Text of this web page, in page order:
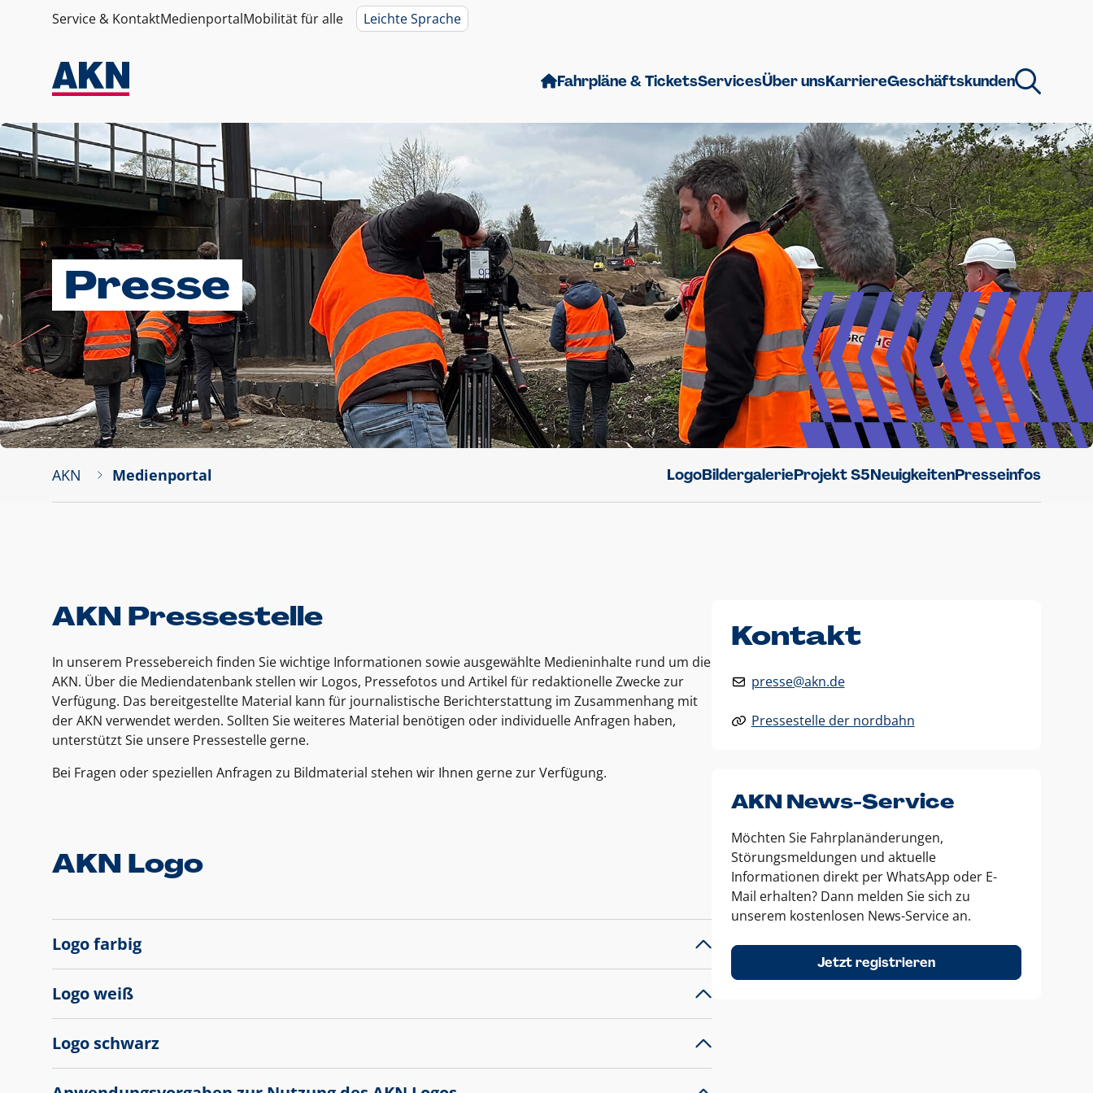
Service & KontaktMedienportalMobilität für alle Leichte Sprache
Fahrpläne & TicketsServicesÜber unsKarriereGeschäftskunden
Presse
AKN Medienportal LogoBildergalerieProjekt S5NeuigkeitenPresseinfos
AKN Pressestelle
In unserem Pressebereich finden Sie wichtige Informationen sowie ausgewählte Medieninhalte rund um die
AKN. Über die Mediendatenbank stellen wir Logos, Pressefotos und Artikel für redaktionelle Zwecke zur
Verfügung. Das bereitgestellte Material kann für journalistische Berichterstattung im Zusammenhang mit
der AKN verwendet werden. Sollten Sie weiteres Material benötigen oder individuelle Anfragen haben,
unterstützt Sie unsere Pressestelle gerne.
Bei Fragen oder speziellen Anfragen zu Bildmaterial stehen wir Ihnen gerne zur Verfügung.
AKN Logo
Logo farbig
Logo weiß
Logo schwarz
Kontakt
presse@akn.de
Pressestelle der nordbahn
AKN News-Service
Möchten Sie Fahrplanänderungen,
Störungsmeldungen und aktuelle
Informationen direkt per WhatsApp oder E-
Mail erhalten? Dann melden Sie sich zu
unserem kostenlosen News-Service an.
Jetzt registrieren